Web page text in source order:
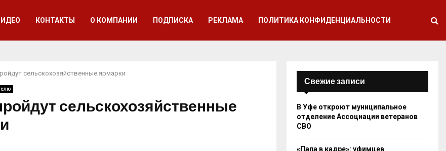
КОНТАКТЫ О КОМПАНИИ ПОДПИСКА РЕКЛАМА ПОЛИТИКА КОНФИДЕНЦИАЛЬНОСТИ
сельскохозяйственные ярмарки
сельскохозяйственные
Свежие записи
В Уфе откроют муниципальное
отделение Ассоциации ветеранов
СВО
«Папа в кадре»: уфимцев